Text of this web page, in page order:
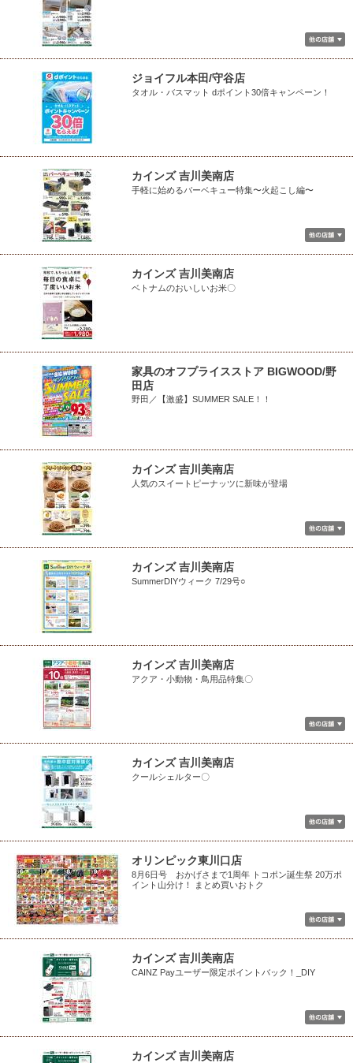
ジョイフル本田/守谷店
タオル・バスマット dポイント30倍キャンペーン！
カインズ 吉川美南店
手軽に始めるバーベキュー特集〜火起こし編〜
カインズ 吉川美南店
ベトナムのおいしいお米〇
家具のオフプライスストア BIGWOOD/野
田店
野田／【激盛】SUMMER SALE！！
カインズ 吉川美南店
人気のスイートピーナッツに新味が登場
カインズ 吉川美南店
SummerDIYウィーク 7/29号○
カインズ 吉川美南店
アクア・小動物・鳥用品特集〇
カインズ 吉川美南店
クールシェルター〇
オリンピック東川口店
8月6日号 おかげさまで1周年 トコポン誕生祭 20万ポ
イント山分け！ まとめ買いおトク
カインズ 吉川美南店
CAINZ Payユーザー限定ポイントバック！_DIY
カインズ 吉川美南店